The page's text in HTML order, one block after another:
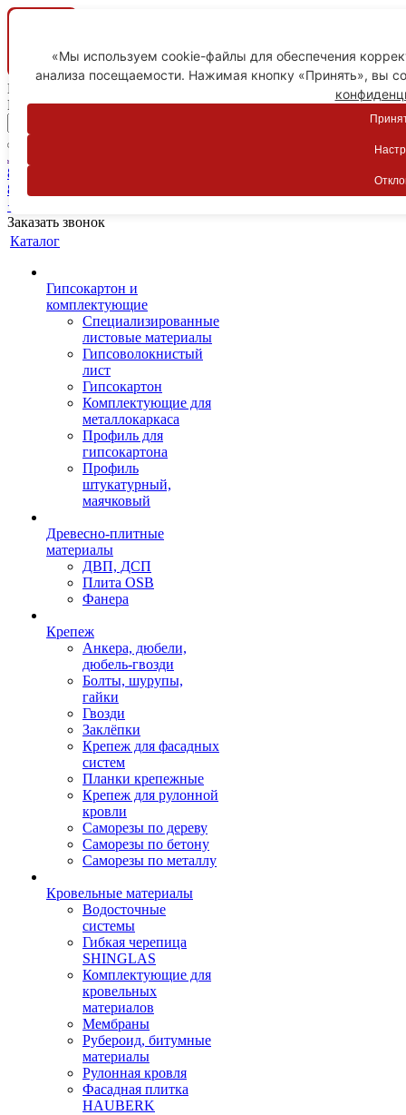
Ваш город
Пятигорск
Личный кабинет
8-800-775-59-89
8-800-775-59-89
+7 918 754-83-77
Заказать звонок
Каталог
Гипсокартон и
комплектующие
Специализированные
листовые материалы
Гипсоволокнистый
лист
Гипсокартон
Комплектующие для
металлокаркаса
Профиль для
гипсокартона
Профиль
штукатурный,
маячковый
Древесно-плитные
материалы
ДВП, ДСП
Плита OSB
Фанера
Крепеж
Анкера, дюбели,
дюбель-гвозди
Болты, шурупы,
гайки
Гвозди
Заклёпки
Крепеж для фасадных
систем
Планки крепежные
Крепеж для рулонной
кровли
Саморезы по дереву
Саморезы по бетону
Саморезы по металлу
Кровельные материалы
Водосточные
системы
Гибкая черепица
SHINGLAS
Комплектующие для
кровельных
материалов
Мембраны
Рубероид, битумные
материалы
Рулонная кровля
Фасадная плитка
HAUBERK
«Мы используем cookie-файлы для обеспечения
анализа посещаемости. Нажимая кнопку «Принять», вы